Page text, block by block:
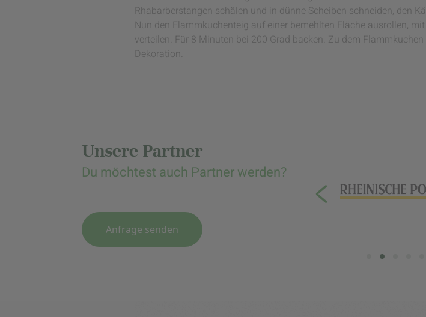
Rhabarberstangen schälen und in dünne Scheiben schneiden, den
Nun den Flammkuchenteig auf einer bemehlten Fläche ausrollen,
verteilen. Für 8 Minuten bei 200 Grad backen. Zu dem
Dekoration.
Unsere Partner
Du möchtest auch Partner werden?
Anfrage senden